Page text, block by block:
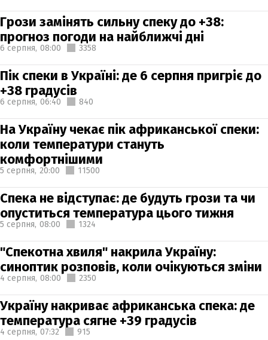
Грози замінять сильну спеку до +38:
прогноз погоди на найближчі дні
6 серпня, 08:00 3358
Пік спеки в Україні: де 6 серпня пригріє до
+38 градусів
6 серпня, 06:40 840
На Україну чекає пік африканської спеки:
коли температури стануть
комфортнішими
5 серпня, 20:00 11500
Спека не відступає: де будуть грози та чи
опуститься температура цього тижня
5 серпня, 08:00 1324
"Спекотна хвиля" накрила Україну:
синоптик розповів, коли очікуються зміни
4 серпня, 08:00 2350
Україну накриває африканська спека: де
температура сягне +39 градусів
4 серпня, 07:32 915